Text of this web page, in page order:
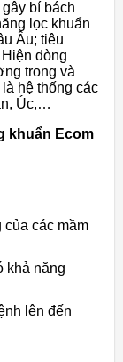
bí bách
lọc khuẩn
Âu; tiêu
dòng
trong và
hệ thống các
Úc,…
khuẩn Ecom
các mầm
khả năng
lên đến